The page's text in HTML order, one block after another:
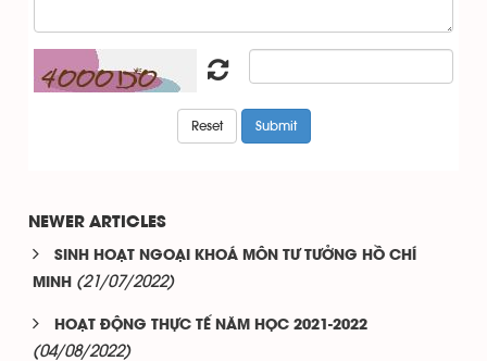
NEWER ARTICLES
SINH HOẠT NGOẠI KHOÁ MÔN TƯ TƯỞNG HỒ CHÍ
MINH
(21/07/2022)
HOẠT ĐỘNG THỰC TẾ NĂM HỌC 2021-2022
(04/08/2022)